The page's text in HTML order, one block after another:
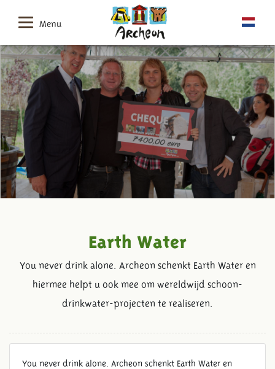
Menu
Earth Water
You never drink alone. Archeon schenkt Earth Water en
hiermee helpt u ook mee om wereldwijd schoon-
drinkwater-projecten te realiseren.
You never drink alone. Archeon schenkt Earth Water en